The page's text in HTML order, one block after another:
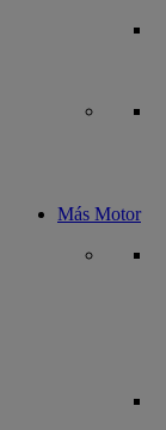
Más Motor